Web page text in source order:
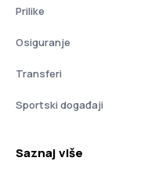
Prilike
Osiguranje
Transferi
Sportski događaji
Saznaj više